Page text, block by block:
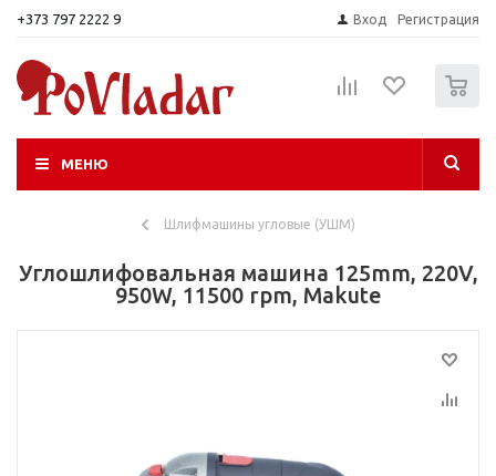
+373 797 2222 9 Вход Регистрация
МЕНЮ
Шлифмашины угловые (УШМ)
Углошлифовальная машина 125mm, 220V,
950W, 11500 rpm, Makute